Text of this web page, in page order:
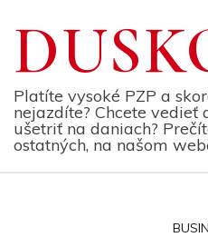
content
Platíte vysoké PZP a
nejazdíte? Chcete vedieť
ušetriť na daniach?
ostatných, na našom